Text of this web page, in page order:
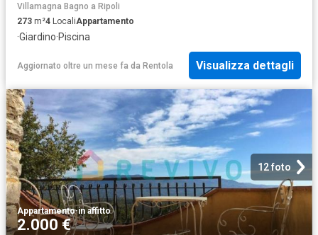
Villamagna Bagno a Ripoli
273 m²4 LocaliAppartamento
·Giardino·Piscina
Aggiornato oltre un mese fa da Rentola Visualizza dettagli
12 foto
Appartamento·in affitto
2.000 €